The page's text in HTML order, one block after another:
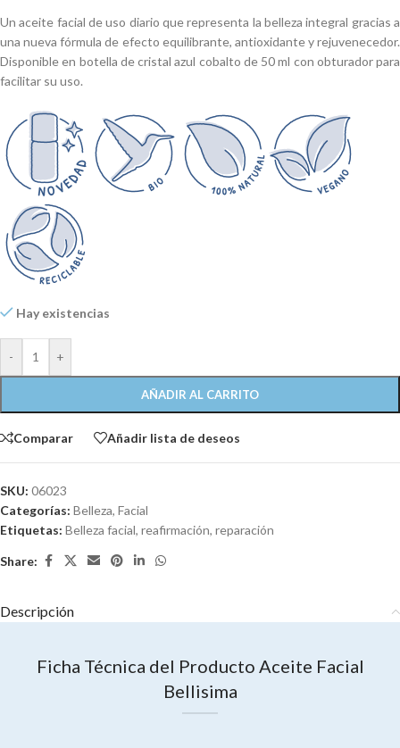
Un aceite facial de uso diario que representa la belleza integral gracias a
una nueva fórmula de efecto equilibrante, antioxidante y rejuvenecedor.
Disponible en botella de cristal azul cobalto de 50 ml con obturador para
facilitar su uso.
Hay existencias
- +
AÑADIR AL CARRITO
Comparar Añadir lista de deseos
SKU: 06023
Categorías: Belleza, Facial
Etiquetas: Belleza facial, reafirmación, reparación
Share:
Descripción
Ficha Técnica del Producto Aceite Facial
Bellisima